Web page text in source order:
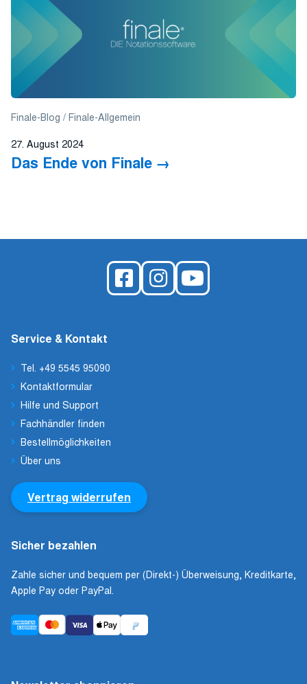
Finale-Blog
Finale-Allgemein
27. August 2024
Das Ende von Finale
Service & Kontakt
Tel. +49 5545 95090
Kontaktformular
Hilfe und Support
Fachhändler finden
Bestellmöglichkeiten
Über uns
Vertrag widerrufen
Sicher bezahlen
Zahle sicher und bequem per (Direkt-) Überweisung, Kreditkarte,
Apple Pay oder PayPal.